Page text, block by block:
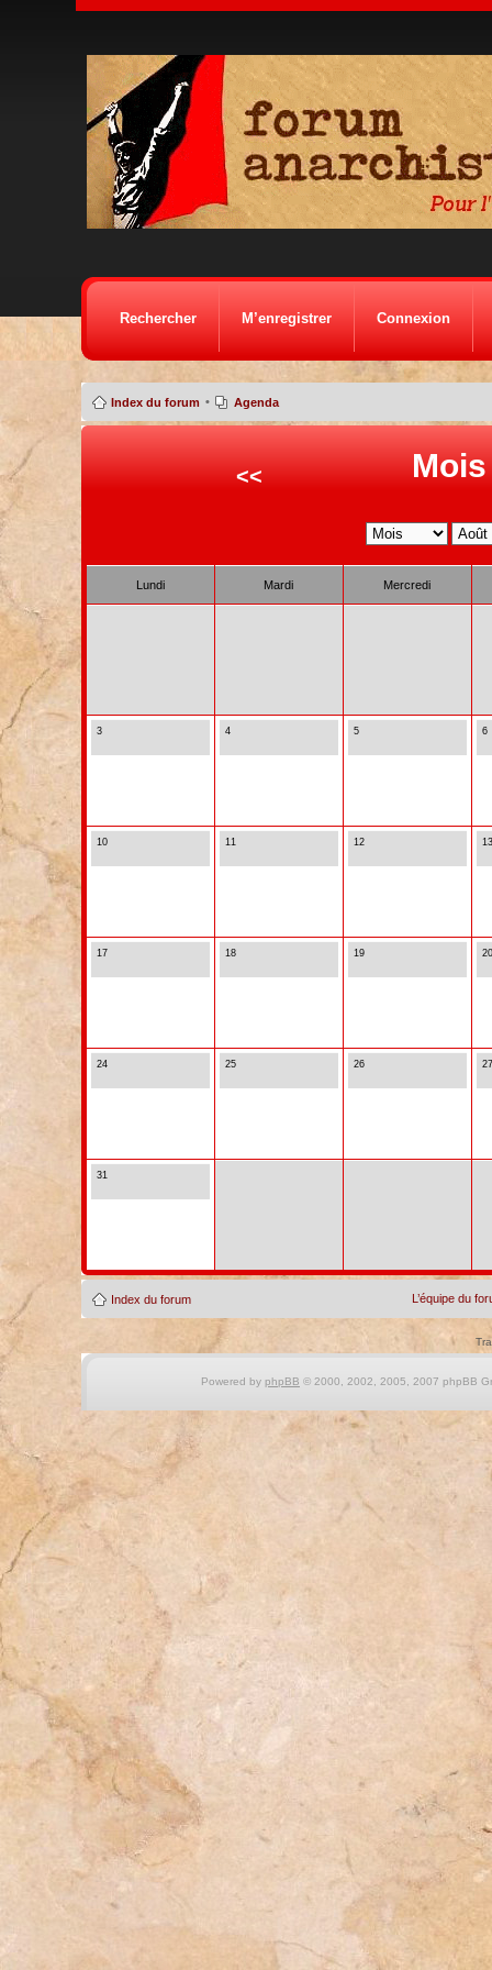
Rechercher M’enregistrer Connexion
Index du forum • Agenda
<<
Lundi Mardi Mercredi
3 4 5 6
10 11 12 13
17 18 19 20
24 25 26 27
31
Index du forum L’équipe du
Powered by phpBB © 2000, 2002, 2005, 2007 phpBB